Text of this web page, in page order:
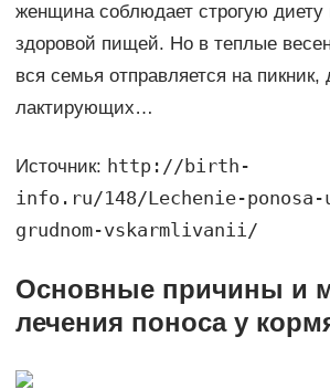
женщина соблюдает строгую диету
здоровой пищей. Но в теплые
вся семья отправляется на пикник,
лактирующих…
Источник: http://birth-
info.ru/148/Lechenie-ponosa-
grudnom-vskarmlivanii/
Основные причины и
лечения поноса у